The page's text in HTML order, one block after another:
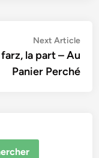
Next Article
la part – Au
Panier Perché